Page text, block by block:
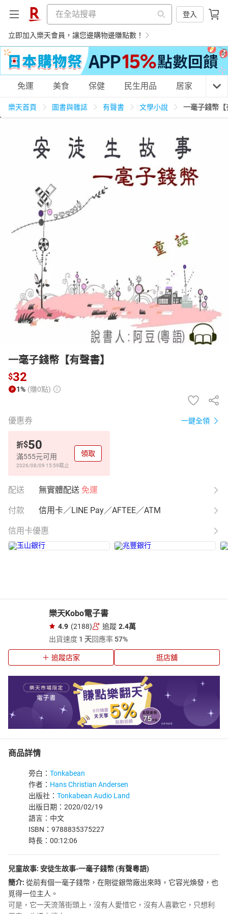
登入
立即加入樂天會員，讓您邊購物邊賺點數！
購物網分類
天天免運 美食蛋糕 養生保健 民生用品
3C家電 運動休閒 親子玩具
女裝
日本購物
免運 美食 保健 民生用品 居家 3C
樂天首頁 圖書與雜誌 有聲書 文學小說 一毫子錢幣【
一毫子錢幣【有聲書】
$32
1% (賺0點)
優惠券 一鍵全領
折$50
滿555元可用
2026/08/09 15:59截止
領取
配送 無實體配送 免運
付款 信用卡／LINE Pay／AFTEE／ATM
信用卡優惠
樂天Kobo電子書
4.9 (2188) 追蹤 2.4萬
出貨速度 1 天回應率57%
追蹤店家 逛店舖
商品詳情
旁白： Tonkabean
作者： Hans Christian Andersen
出版社： Tonkabean Audio Land
出版日期：2020/02/19
語言：中文
ISBN：9788835375227
時長：00:12:06
兒童故事: 安徒生故事-一毫子錢幣 (有聲粵語)
簡介: 從前有個一毫子錢幣，在剛從銀幣廠出來時，它容光煥發，也
覓得一位主人。
可是，它一天流落街頭上，沒有人愛惜它，沒有人喜歡它，只想利